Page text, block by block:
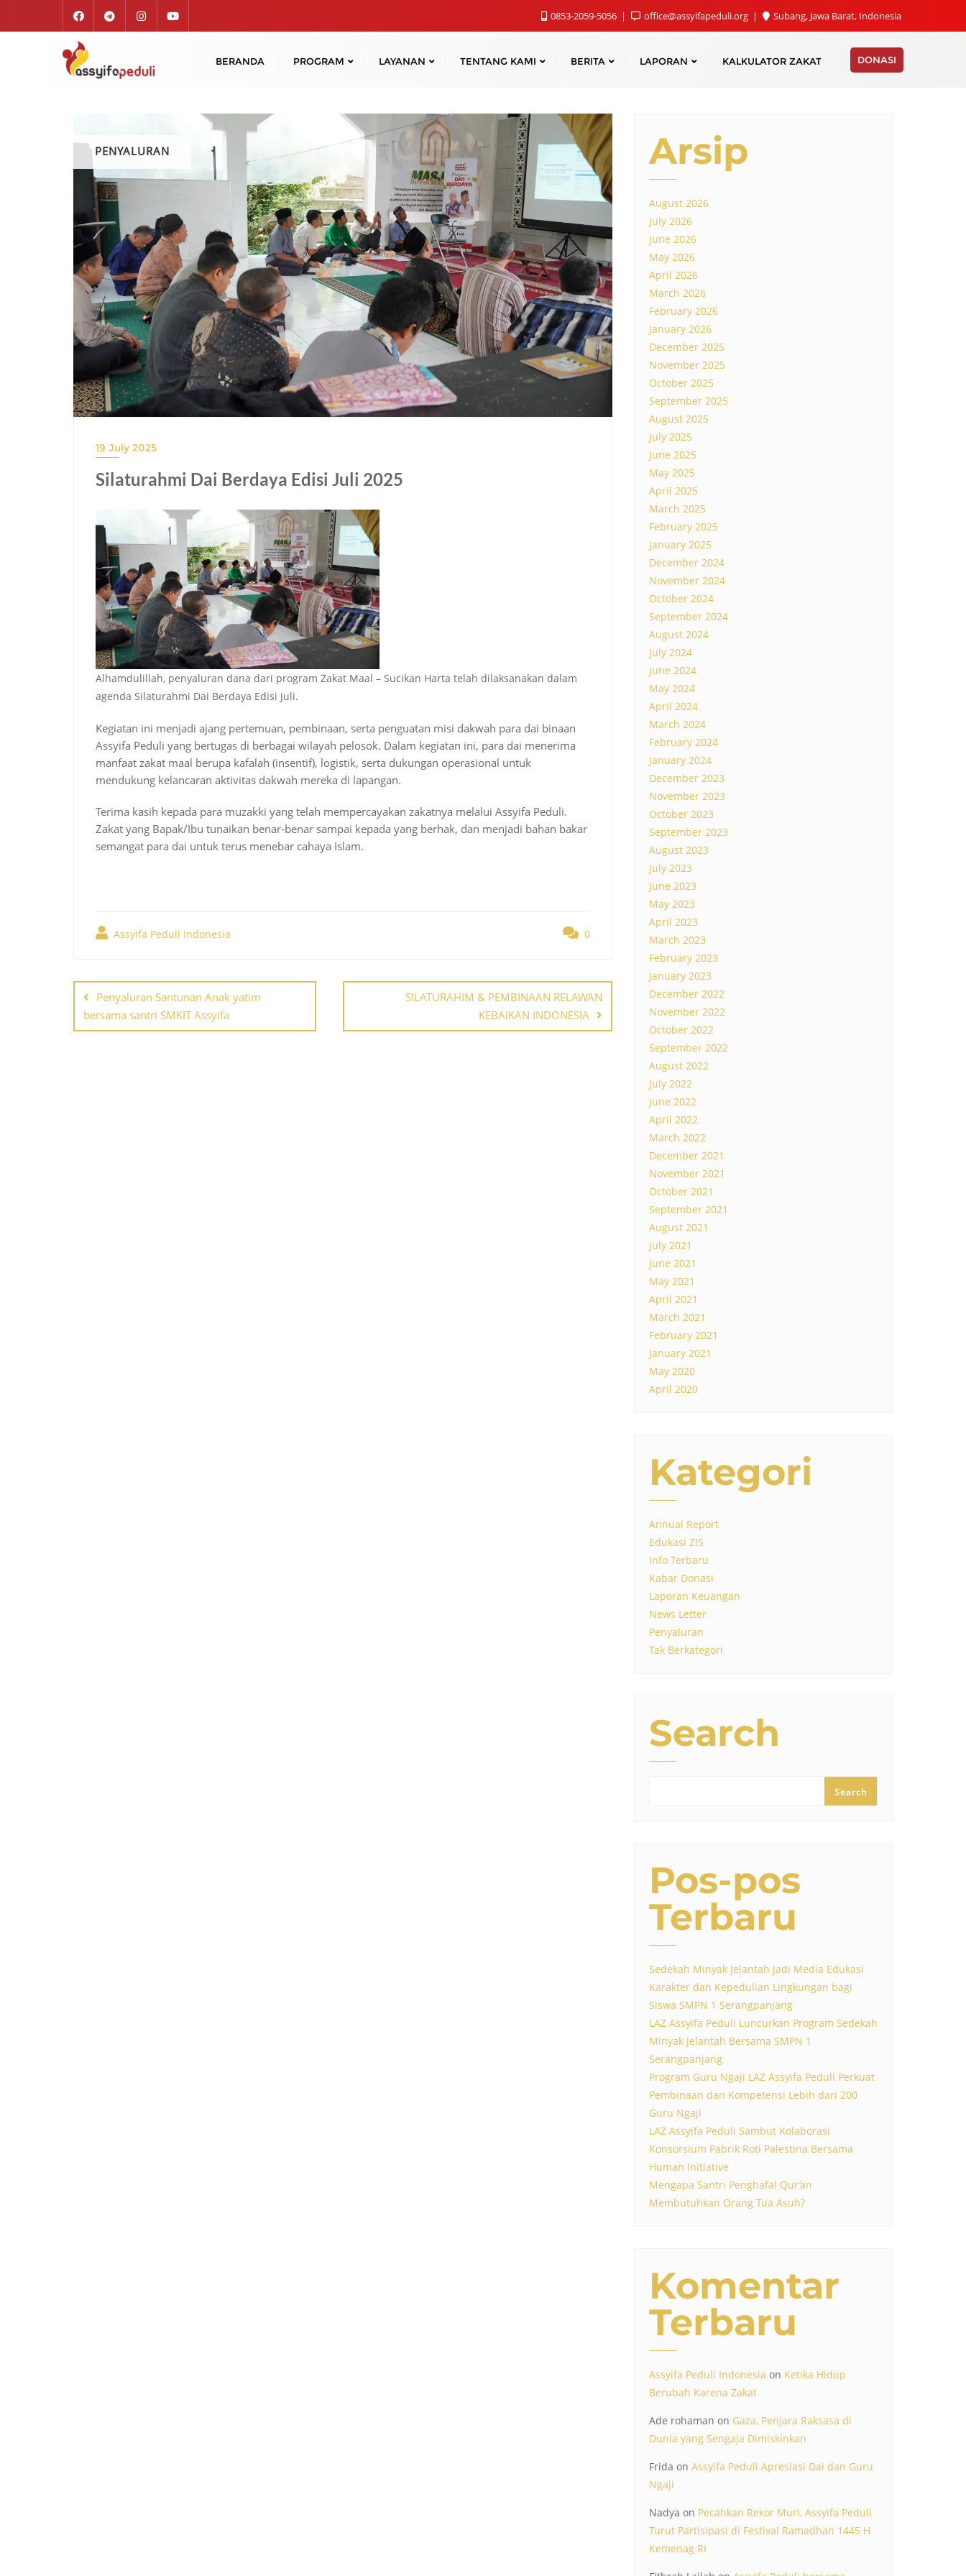
0853-2059-5056 office@assyifapeduli.org Subang, Jawa Barat, Indonesia
BERANDA PROGRAM LAYANAN TENTANG KAMI BERITA LAPORAN KALKULATOR ZAKAT DONASI
PENYALURAN
19 July 2025
Silaturahmi Dai Berdaya Edisi Juli 2025
Alhamdulillah, penyaluran dana dari program Zakat Maal – Sucikan Harta telah dilaksanakan dalam
agenda Silaturahmi Dai Berdaya Edisi Juli.
Kegiatan ini menjadi ajang pertemuan, pembinaan, serta penguatan misi dakwah para dai binaan
Assyifa Peduli yang bertugas di berbagai wilayah pelosok. Dalam kegiatan ini, para dai menerima
manfaat zakat maal berupa kafalah (insentif), logistik, serta dukungan operasional untuk
mendukung kelancaran aktivitas dakwah mereka di lapangan.
Terima kasih kepada para muzakki yang telah mempercayakan zakatnya melalui Assyifa Peduli.
Zakat yang Bapak/Ibu tunaikan benar-benar sampai kepada yang berhak, dan menjadi bahan bakar
semangat para dai untuk terus menebar cahaya Islam.
Assyifa Peduli Indonesia 0
Post
navigation
Penyaluran Santunan Anak yatim
bersama santri SMKIT Assyifa
SILATURAHIM & PEMBINAAN RELAWAN
KEBAIKAN INDONESIA
Arsip
August 2026
July 2026
June 2026
May 2026
April 2026
March 2026
February 2026
January 2026
December 2025
November 2025
October 2025
September 2025
August 2025
July 2025
June 2025
May 2025
April 2025
March 2025
February 2025
January 2025
December 2024
November 2024
October 2024
September 2024
August 2024
July 2024
June 2024
May 2024
April 2024
March 2024
February 2024
January 2024
December 2023
November 2023
October 2023
September 2023
August 2023
July 2023
June 2023
May 2023
April 2023
March 2023
February 2023
January 2023
December 2022
November 2022
October 2022
September 2022
August 2022
July 2022
June 2022
April 2022
March 2022
December 2021
November 2021
October 2021
September 2021
August 2021
July 2021
June 2021
May 2021
April 2021
March 2021
February 2021
January 2021
May 2020
April 2020
Kategori
Annual Report
Edukasi ZIS
Info Terbaru
Kabar Donasi
Laporan Keuangan
News Letter
Penyaluran
Tak Berkategori
Search
Search
Pos-pos
Terbaru
Sedekah Minyak Jelantah Jadi Media Edukasi
Karakter dan Kepedulian Lingkungan bagi
Siswa SMPN 1 Serangpanjang
LAZ Assyifa Peduli Luncurkan Program Sedekah
Minyak Jelantah Bersama SMPN 1
Serangpanjang
Program Guru Ngaji LAZ Assyifa Peduli Perkuat
Pembinaan dan Kompetensi Lebih dari 200
Guru Ngaji
LAZ Assyifa Peduli Sambut Kolaborasi
Konsorsium Pabrik Roti Palestina Bersama
Human Initiative
Mengapa Santri Penghafal Qur’an
Membutuhkan Orang Tua Asuh?
Komentar
Terbaru
Assyifa Peduli Indonesia on Ketika Hidup
Berubah Karena Zakat
Ade rohaman on Gaza, Penjara Raksasa di
Dunia yang Sengaja Dimiskinkan
Frida on Assyifa Peduli Apresiasi Dai dan Guru
Ngaji
Nadya on Pecahkan Rekor Muri, Assyifa Peduli
Turut Partisipasi di Festival Ramadhan 1445 H
Kemenag RI